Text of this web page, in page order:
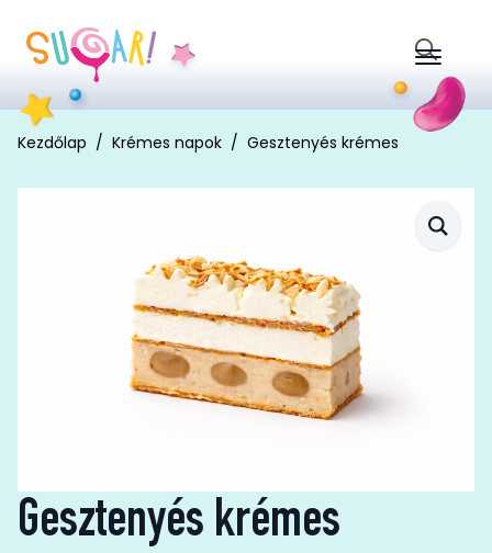
Search
for:
Kezdőlap Krémes napok Gesztenyés krémes
Gesztenyés krémes